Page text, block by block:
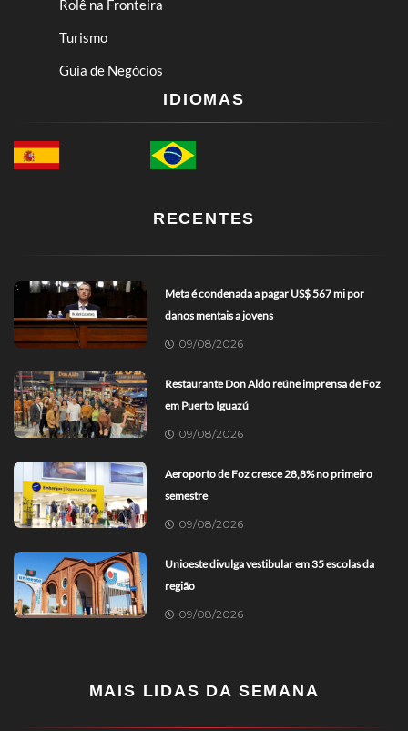
Rolê na Fronteira
Turismo
Guia de Negócios
IDIOMAS
RECENTES
Meta é condenada a pagar US$ 567 mi por
danos mentais a jovens
09/08/2026
Restaurante Don Aldo reúne imprensa de Foz
em Puerto Iguazú
09/08/2026
Aeroporto de Foz cresce 28,8% no primeiro
semestre
09/08/2026
Unioeste divulga vestibular em 35 escolas da
região
09/08/2026
MAIS LIDAS DA SEMANA